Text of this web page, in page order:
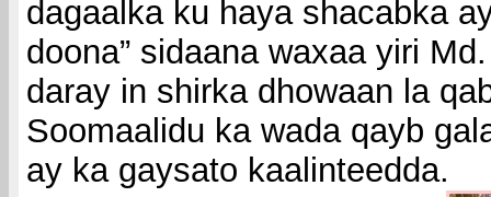
dagaalka ku haya shacabka
doona” sidaana waxaa yiri
daray in shirka dhowaan la
Soomaalidu ka wada qayb
ay ka gaysato kaalinteedda.